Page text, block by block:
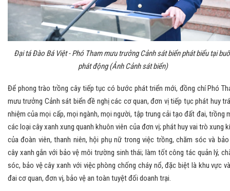
Đại tá Đào Bá Việt - Phó Tham mưu trưởng Cảnh sát biển phát biểu tại
phát động (Ảnh Cảnh sát biển)
Để phong trào trồng cây tiếp tục có bước phát triển mới, đồng chí Phó
mưu trưởng Cảnh sát biển đề nghị các cơ quan, đơn vị tiếp tục phát huy
nhiệm của mọi cấp, mọi ngành, mọi người, tập trung cải tạo đất đai, trồng
các loại cây xanh xung quanh khuôn viên của đơn vị; phát huy vai trò xung
của đoàn viên, thanh niên, hội phụ nữ trong việc trồng, chăm sóc và
cây xanh gắn với bảo vệ môi trường sinh thái; làm tốt công tác quản lý,
sóc, bảo vệ cây xanh với việc phòng chống cháy nổ, đặc biệt là khu vực
đai cơ quan, đơn vị, bảo vệ an toàn tuyệt đối doanh trại.